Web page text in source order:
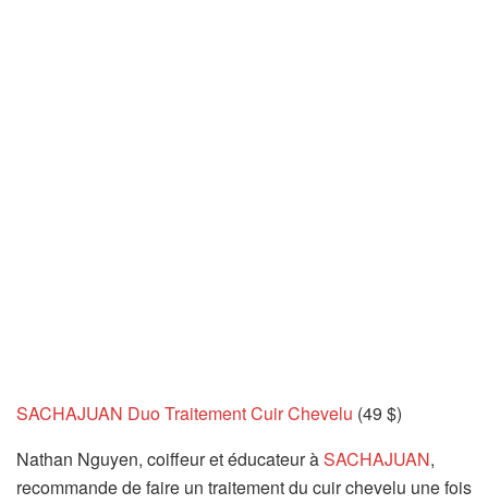
SACHAJUAN Duo Traitement Cuir Chevelu (49 $)
Nathan Nguyen, coiffeur et éducateur àSACHAJUAN,
recommande de faire un traitement du cuir chevelu une fois